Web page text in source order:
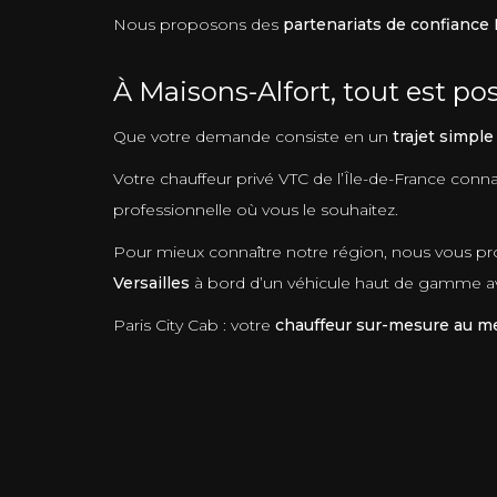
Nous proposons des partenariats de
À Maisons-Alfort, tout est
Que votre demande consiste en un trajet simple
Votre chauffeur privé VTC de l’Île-de-France
professionnelle où vous le souhaitez.
Pour mieux connaître notre région, nous vous
Versailles à bord d’un véhicule haut de gamme
Paris City Cab : votre chauffeur sur-mesure au